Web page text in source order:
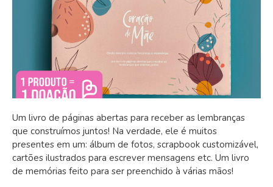
Um livro de páginas abertas para receber as lembranças
que construímos juntos! Na verdade, ele é muitos
presentes em um: álbum de fotos, scrapbook customizável,
cartões ilustrados para escrever mensagens etc. Um livro
de memórias feito para ser preenchido à várias mãos!